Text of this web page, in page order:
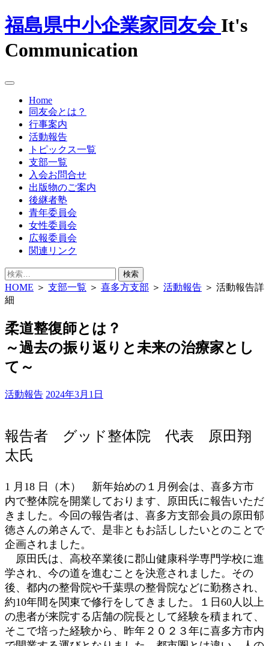
福島県中小企業家同友会 It's
Communication
Home
同友会とは？
行事案内
活動報告
トピックス一覧
支部一覧
入会お問合せ
出版物のご案内
後継者塾
青年委員会
女性委員会
広報委員会
関連リンク
検
索:
HOME ＞ 支部一覧 ＞ 喜多方支部 ＞ 活動報告 ＞ 活動報告詳
細
柔道整復師とは？
～過去の振り返りと未来の治療家とし
て～
活動報告 2024年3月1日
報告者 グッド整体院 代表 原田翔
太氏
1 月18 日（木） 新年始めの１月例会は、喜多方市
内で整体院を開業しております、原田氏に報告いただ
きました。今回の報告者は、喜多方支部会員の原田郁
徳さんの弟さんで、是非ともお話ししたいとのことで
企画されました。
原田氏は、高校卒業後に郡山健康科学専門学校に進
学され、今の道を進むことを決意されました。その
後、都内の整骨院や千葉県の整骨院などに勤務され、
約10年間を関東で修行をしてきました。１日60人以上
の患者が来院する店舗の院長として経験を積まれて、
そこで培った経験から、昨年２０２３年に喜多方市内